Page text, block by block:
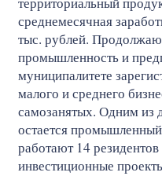
среднемесячная
тыс. рублей.
промышленность и
муниципалитете
малого и среднего
самозанятых. Одним из
остается
работают 14
инвестиционные